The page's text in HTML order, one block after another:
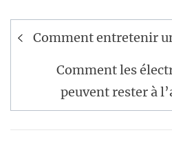
Navigation
l’article
Comment entretenir
Comment les
peuvent rester à